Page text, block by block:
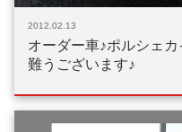
2012.02.13
オーダー車♪ポルシェ
難うございます♪